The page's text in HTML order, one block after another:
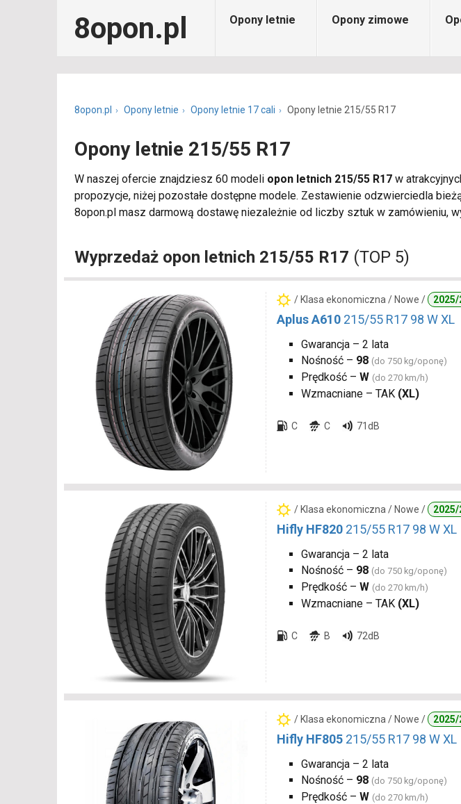
8opon.pl Opony letnie Opony zimowe
8opon.pl Opony letnie Opony letnie 17 cali Opony letnie 215/55 R17
Opony letnie 215/55 R17
W naszej ofercie znajdziesz 60 modeli opon letnich 215/55 R17 w
propozycje, niżej pozostałe dostępne modele. Zestawienie odzwierciedla
8opon.pl masz darmową dostawę niezależnie od liczby sztuk w zamówieniu,
Wyprzedaż opon letnich 215/55 R17 (TOP 5)
/ Klasa ekonomiczna / Nowe / 2025/
Aplus A610 215/55 R17 98 W XL
Gwarancja – 2 lata
Nośność – 98 (do 750 kg/oponę)
Prędkość – W (do 270 km/h)
Wzmacniane – TAK (XL)
C C 71dB
/ Klasa ekonomiczna / Nowe / 2025/
Hifly HF820 215/55 R17 98 W XL
Gwarancja – 2 lata
Nośność – 98 (do 750 kg/oponę)
Prędkość – W (do 270 km/h)
Wzmacniane – TAK (XL)
C B 72dB
/ Klasa ekonomiczna / Nowe / 2025/
Hifly HF805 215/55 R17 98 W XL
Gwarancja – 2 lata
Nośność – 98 (do 750 kg/oponę)
Prędkość – W (do 270 km/h)